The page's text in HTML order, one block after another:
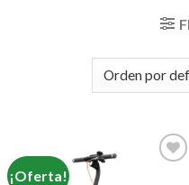
¡Oferta!